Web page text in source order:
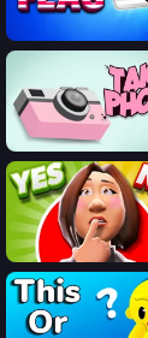
Paint the Flag
Take Photo
Yes or No Challenge